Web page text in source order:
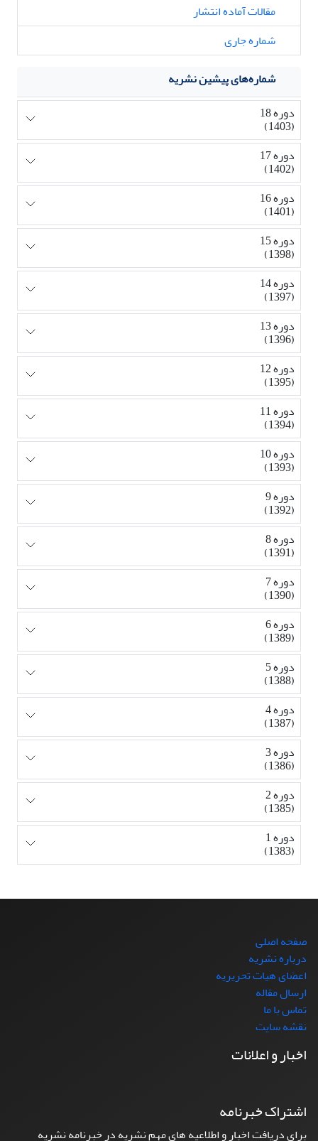
مقالات آماده انتشار
شماره جاری
شماره‌های پیشین نشریه
دوره 18
(1403)
دوره 17
(1402)
دوره 16
(1401)
دوره 15
(1398)
دوره 14
(1397)
دوره 13
(1396)
دوره 12
(1395)
دوره 11
(1394)
دوره 10
(1393)
دوره 9
(1392)
دوره 8
(1391)
دوره 7
(1390)
دوره 6
(1389)
دوره 5
(1388)
دوره 4
(1387)
دوره 3
(1386)
دوره 2
(1385)
دوره 1
(1383)
صفحه اصلی
درباره نشریه
اعضای هیات تحریریه
ارسال مقاله
تماس با ما
نقشه سایت
اخبار و اعلانات
اشتراک خبرنامه
برای دریافت اخبار و اطلاعیه های مهم نشریه در خبرنامه نشریه